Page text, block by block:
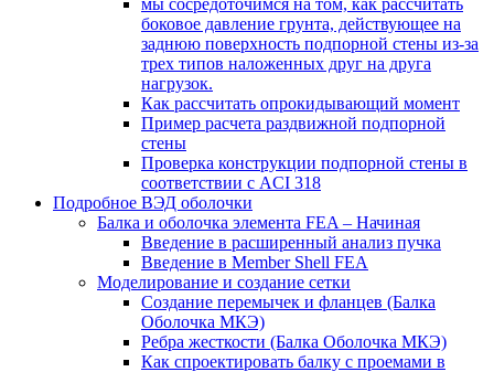
мы сосредоточимся на том, как рассчитать
боковое давление грунта, действующее на
заднюю поверхность подпорной стены из-за
трех типов наложенных друг на друга
нагрузок.
Как рассчитать опрокидывающий момент
Пример расчета раздвижной подпорной
стены
Проверка конструкции подпорной стены в
соответствии с ACI 318
Подробное ВЭД оболочки
Балка и оболочка элемента FEA – Начиная
Введение в расширенный анализ пучка
Введение в Member Shell FEA
Моделирование и создание сетки
Создание перемычек и фланцев (Балка
Оболочка МКЭ)
Ребра жесткости (Балка Оболочка МКЭ)
Как спроектировать балку с проемами в